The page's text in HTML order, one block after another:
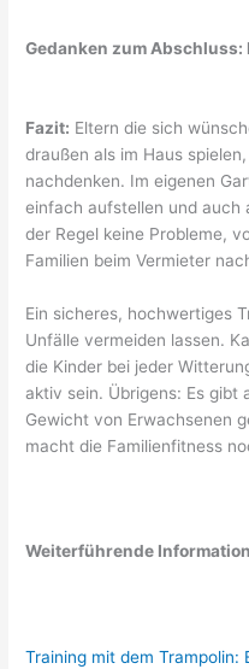
Gedanken zum Abschluss:
Fazit: Eltern die sich
draußen als im Haus
nachdenken. Im eigenen
einfach aufstellen und auch
der Regel keine Probleme,
Familien beim Vermieter
Ein sicheres, hochwertiges
Unfälle vermeiden lassen.
die Kinder bei jeder
aktiv sein. Übrigens: Es gibt
Gewicht von Erwachsenen
macht die Familienfitness
Weiterführende
Training mit dem Trampolin: